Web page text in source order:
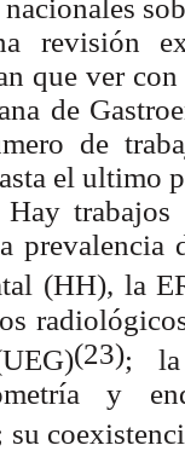
revisión
que ver
de
de
el ultimo
trabajos
prevalencia
(HH), la
(23);
y
su